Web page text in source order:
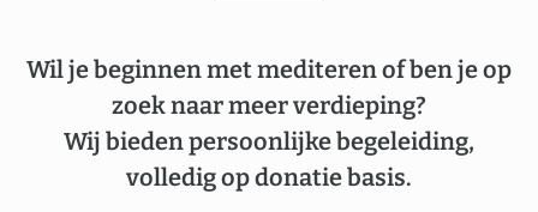
Wil je beginnen met mediteren of ben je op
zoek naar meer verdieping?
Wij bieden persoonlijke begeleiding,
volledig op donatie basis.